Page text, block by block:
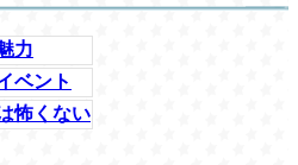
力
ベント
怖くない